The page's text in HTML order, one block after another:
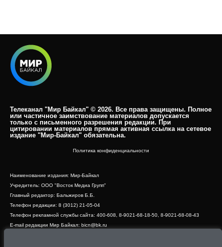
Телеканал "Мир Байкал" © 2026. Все права защищены. Полное
или частичное заимствование материалов допускается
только с письменного разрешения редакции. При
цитировании материалов прямая активная ссылка на сетевое
издание "Мир-Байкал" обязательна.​
Политика конфиденциальности
Наименование издания: Мир-Байкал
Учредитель: ООО "Восток Медиа Групп"
Главный редактор: Бальжиров Б.Б.
Телефон редакции: 8 (3012) 21-05-04
Телефон рекламной службы сайта: 400-608, 8-9021-68-18-50, 8-9021-68-08-43
E-mail редакции Мир Байкал: bicn@bk.ru